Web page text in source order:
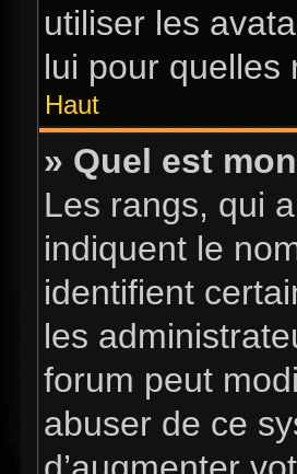
utiliser les
lui pour quelles
Haut
» Quel est
Les rangs, qui
indiquent le
identifient
les
forum peut
abuser de ce